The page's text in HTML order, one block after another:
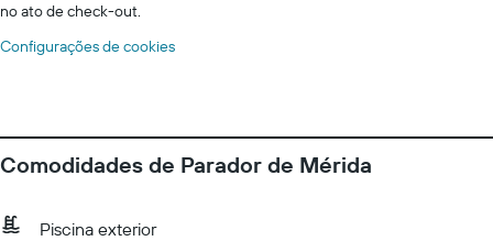
no ato de check-out.
Configurações de cookies
Comodidades de Parador de Mérida
Piscina exterior